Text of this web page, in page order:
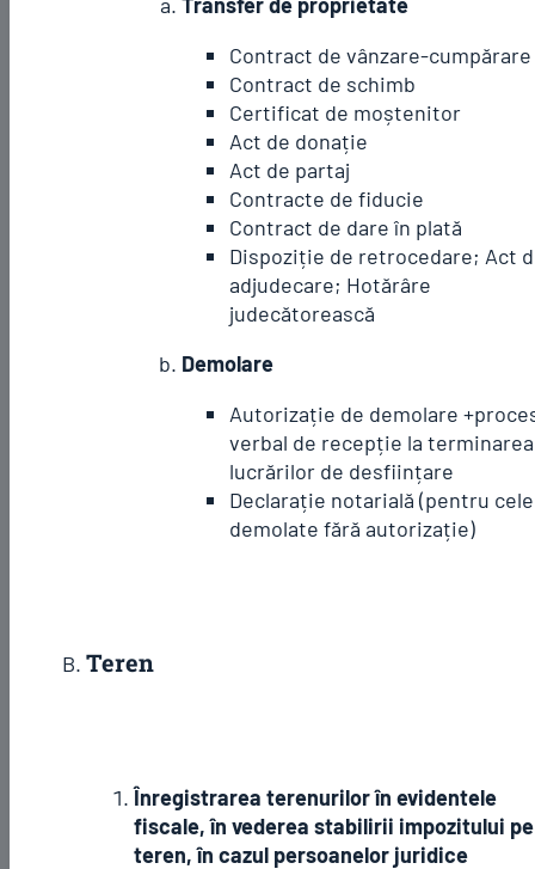
Contract de vânzare-cumpărare
Contract de schimb
Certificat de moștenitor
Act de donație
Act de partaj
Contracte de fiducie
Contract de dare în plată
Dispoziție de retrocedare; Act
adjudecare; Hotărâre
judecătorească
Demolare
Autorizație de demolare
verbal de recepție la terminarea
lucrărilor de desființare
Declarație notarială (pentru cele
demolate fără autorizație)
Teren
Înregistrarea terenurilor în evidentele
fiscale, în vederea stabilirii impozitului pe
teren, în cazul persoanelor juridice